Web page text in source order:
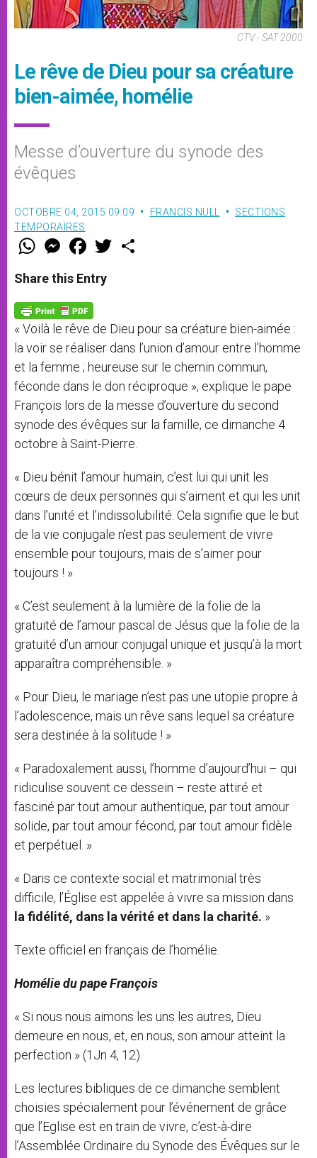
CTV - SAT 2000
Le rêve de Dieu pour sa créature
bien-aimée, homélie
Messe d’ouverture du synode des
évêques
OCTOBRE 04, 2015 09:09 FRANCIS NULL
SECTIONS
TEMPORAIRES
W
t
s
p
p
M
e
s
e
g
e
r
F
a
e
b
o
k
w
Share this Entry
« Voilà le rêve de Dieu pour sa créature bien-aimée :
la voir se réaliser dans l’union d’amour entre l’homme
et la femme ; heureuse sur le chemin commun,
féconde dans le don réciproque », explique le pape
François lors de la messe d’ouverture du second
synode des évêques sur la famille, ce dimanche 4
octobre à Saint-Pierre.
« Dieu bénit l’amour humain, c’est lui qui unit les
cœurs de deux personnes qui s’aiment et qui les unit
dans l’unité et l’indissolubilité. Cela signifie que le but
de la vie conjugale n’est pas seulement de vivre
ensemble pour toujours, mais de s’aimer pour
toujours ! »
« C’est seulement à la lumière de la folie de la
gratuité de l’amour pascal de Jésus que la folie de la
gratuité d’un amour conjugal unique et jusqu’à la mort
apparaîtra compréhensible. »
« Pour Dieu, le mariage n’est pas une utopie propre à
l’adolescence, mais un rêve sans lequel sa créature
sera destinée à la solitude ! »
« Paradoxalement aussi, l’homme d’aujourd’hui – qui
ridiculise souvent ce dessein – reste attiré et
fasciné par tout amour authentique, par tout amour
solide, par tout amour fécond, par tout amour fidèle
et perpétuel. »
« Dans ce contexte social et matrimonial très
difficile, l’Église est appelée à vivre sa mission dans
la fidélité, dans la vérité et dans la charité. »
Texte officiel en français de l’homélie.
Homélie du pape François
« Si nous nous aimons les uns les autres, Dieu
demeure en nous, et, en nous, son amour atteint la
perfection » (1Jn 4, 12).
Les lectures bibliques de ce dimanche semblent
choisies spécialement pour l’événement de grâce
que l’Eglise est en train de vivre, c’est-à-dire
l’Assemblée Ordinaire du Synode des Évêques sur le